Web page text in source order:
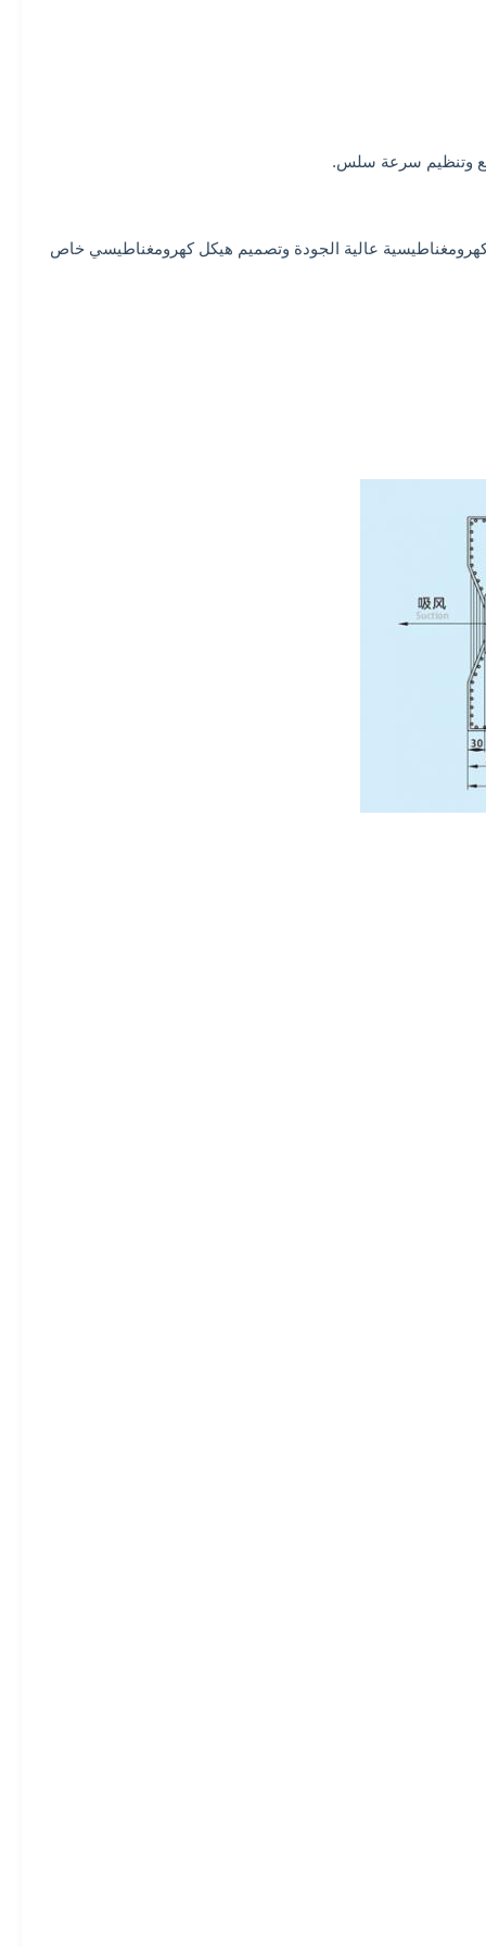
وتنظيم سرعة سلس.
كهرومغناطيسية عالية الجودة وتصميم هيكل كهرومغناطيسي خاص